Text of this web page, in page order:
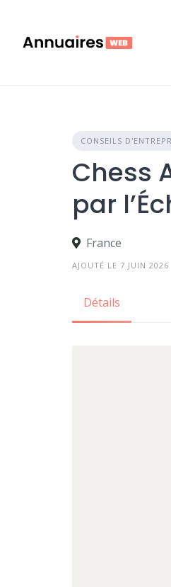
content
CONSEILS
Chess
par
France
AJOUTÉ LE 7 JUIN 2026
Détails